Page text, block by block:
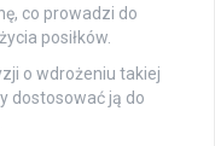
co prowadzi do
posiłków.
o wdrożeniu takiej
dostosować ją do